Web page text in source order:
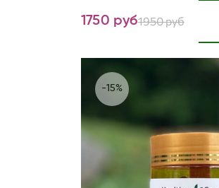
1750 руб1950 руб
-15%